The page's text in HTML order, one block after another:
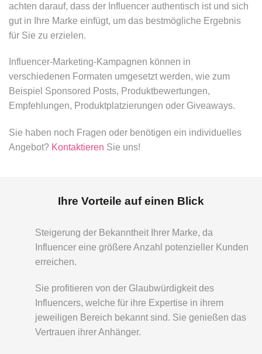
achten darauf, dass der Influencer authentisch ist und sich
gut in Ihre Marke einfügt, um das bestmögliche Ergebnis
für Sie zu erzielen.
Influencer-Marketing-Kampagnen können in
verschiedenen Formaten umgesetzt werden, wie zum
Beispiel Sponsored Posts, Produktbewertungen,
Empfehlungen, Produktplatzierungen oder Giveaways.
Sie haben noch Fragen oder benötigen ein individuelles
Angebot? Kontaktieren Sie uns!
Ihre Vorteile auf einen Blick
Steigerung der Bekanntheit Ihrer Marke, da
Influencer eine größere Anzahl potenzieller Kunden
erreichen.
Sie profitieren von der Glaubwürdigkeit des
Influencers, welche für ihre Expertise in ihrem
jeweiligen Bereich bekannt sind. Sie genießen das
Vertrauen ihrer Anhänger.